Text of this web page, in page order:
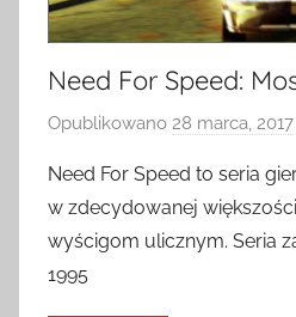
Need For Speed:
Opublikowano 28 marca, 2017
Need For Speed to seria
w zdecydowanej
wyścigom ulicznym. Seria
1995